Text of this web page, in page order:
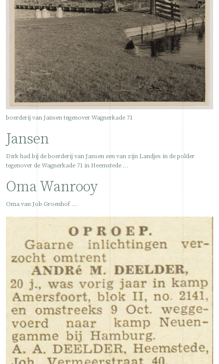
boerderij van Jansen tegenover Wagnerkade 71
Jansen
Dirk had bij de boerderij van Jansen een van zijn Landjes in de polder
tegenover de Wagnerkade 71 in Heemstede ...
Oma Wanrooy
Oma van Job Groenhof ...